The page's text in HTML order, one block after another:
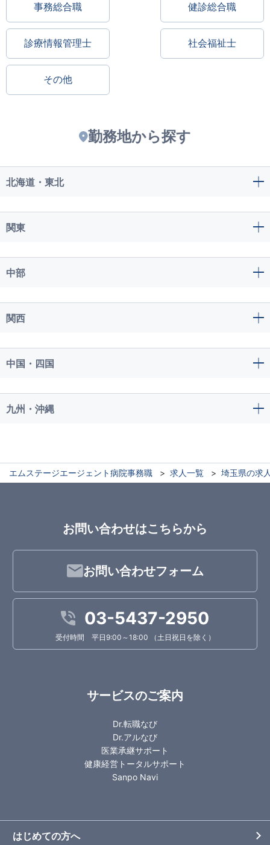
事務総合職 健診総合職
診療情報管理士 社会福祉士
その他
勤務地から探す
北海道・東北
関東
中部
関西
中国・四国
九州・沖縄
エムステージエージェント病院事務職 求人一覧 埼玉県の求
お問い合わせはこちらから
お問い合わせフォーム
03-5437-2950
受付時間 平日9:00～18:00 （土日祝日を除く）
サービスのご案内
Dr.転職なび
Dr.アルなび
医業承継サポート
健康経営トータルサポート
Sanpo Navi
はじめての方へ